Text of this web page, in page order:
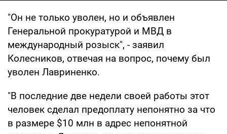
"Он не только уволен, но и объявлен
Генеральной прокуратурой и МВД в
международный розыск", - заявил
Колесников, отвечая на вопрос, почему был
уволен Лавриненко.
"В последние две недели своей работы этот
человек сделал предоплату непонятно за что
в размере $10 млн в адрес непонятной